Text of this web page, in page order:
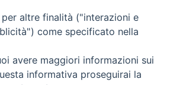
altre finalità ("interazioni e
come specificato nella
avere maggiori informazioni sui
informativa proseguirai la